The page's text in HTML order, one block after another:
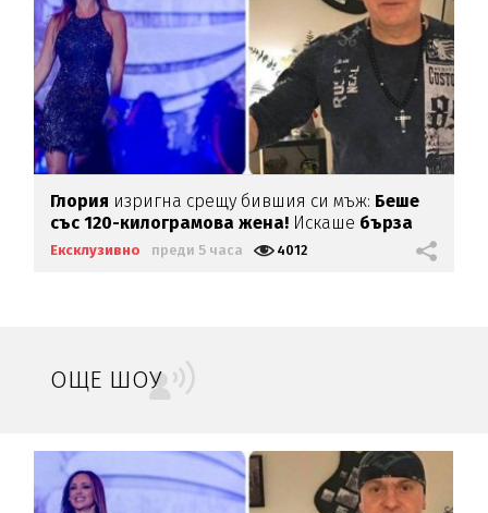
Глория изригна срещу бившия си мъж: Беше
със 120-килограмова жена! Искаше бърза
печалба...
Ексклузивно преди 5 часа 4012
ОЩЕ ШОУ